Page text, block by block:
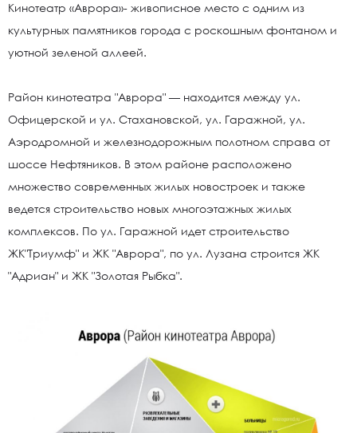
Кинотеатр «Аврора»- живописное место с одним из
культурных памятников города с роскошным фонтаном и
уютной зеленой аллеей.
Район кинотеатра "Аврора" — находится между ул.
Офицерской и ул. Стахановской, ул. Гаражной, ул.
Аэродромной и железнодорожным полотном справа от
шоссе Нефтяников. В этом районе расположено
множество современных жилых новостроек и также
ведется строительство новых многоэтажных жилых
комплексов. По ул. Гаражной идет строительство
ЖК"Триумф" и ЖК "Аврора", по ул. Лузана строится ЖК
"Адриан" и ЖК "Золотая Рыбка".